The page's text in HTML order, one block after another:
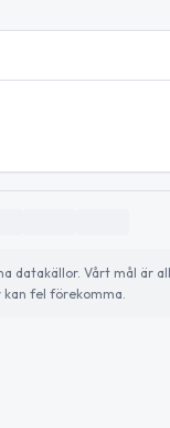
datakällor. Vårt mål är
fel förekomma.